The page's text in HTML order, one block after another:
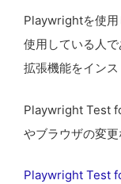
Playwrightを使
使用している人
拡張機能をインス
Playwright Test
やブラウザの変更
Playwright Test